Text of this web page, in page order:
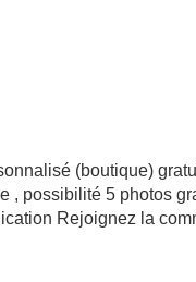
(boutique)
possibilité 5 photos
Rejoignez la